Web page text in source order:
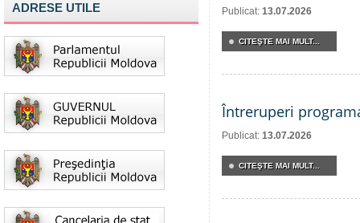
ADRESE UTILE Publicat: 13.07.2026
CITEŞTE MAI MULT...
Întreruperi
Publicat: 13.07.2026
CITEŞTE MAI MULT...